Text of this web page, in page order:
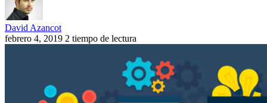
David Azancot
febrero 4, 2019 2 tiempo de lectura